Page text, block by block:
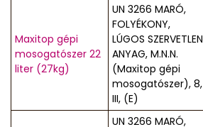
Maxitop gépi
mosogatószer 22
liter (27kg)
UN 3266 MARÓ,
FOLYÉKONY,
LÚGOS SZERVETLEN
ANYAG, M.N.N.
(Maxitop gépi
mosogatószer), 8,
III, (E)
UN 3266 MARÓ,